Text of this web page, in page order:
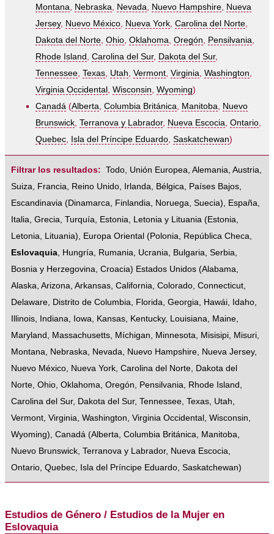
Montana, Nebraska, Nevada, Nuevo Hampshire, Nueva
Jersey, Nuevo México, Nueva York, Carolina del Norte,
Dakota del Norte, Ohio, Oklahoma, Oregón, Pensilvania,
Rhode Island , Carolina del Sur, Dakota del Sur,
Tennessee, Texas, Utah, Vermont, Virginia, Washington,
Virginia Occidental , Wisconsin, Wyoming)
Canadá (Alberta, Columbia Británica, Manitoba, Nuevo
Brunswick, Terranova y Labrador, Nueva Escocia, Ontario,
Quebec, Isla del Príncipe Eduardo, Saskatchewan)
Filtrar los resultados: Todo, Unión Europea, Alemania, Austria,
Suiza, Francia, Reino Unido, Irlanda, Bélgica, Países Bajos,
Escandinavia (Dinamarca, Finlandia, Noruega, Suecia), España,
Italia, Grecia, Turquía, Estonia, Letonia y Lituania (Estonia,
Letonia, Lituania), Europa Oriental (Polonia, República Checa,
Eslovaquia, Hungría, Rumania, Ucrania, Bulgaria, Serbia,
Bosnia y Herzegovina, Croacia) Estados Unidos (Alabama,
Alaska, Arizona, Arkansas, California, Colorado, Connecticut,
Delaware, Distrito de Columbia, Florida, Georgia, Hawái, Idaho,
Illinois, Indiana, Iowa, Kansas, Kentucky, Louisiana, Maine,
Maryland , Massachusetts, Míchigan, Minnesota, Misisipi, Misuri,
Montana, Nebraska, Nevada, Nuevo Hampshire, Nueva Jersey,
Nuevo México, Nueva York, Carolina del Norte, Dakota del
Norte, Ohio, Oklahoma, Oregón, Pensilvania, Rhode Island ,
Carolina del Sur, Dakota del Sur, Tennessee, Texas, Utah,
Vermont, Virginia, Washington, Virginia Occidental , Wisconsin,
Wyoming), Canadá (Alberta, Columbia Británica, Manitoba,
Nuevo Brunswick, Terranova y Labrador, Nueva Escocia,
Ontario, Quebec, Isla del Príncipe Eduardo, Saskatchewan)
Estudios de Género / Estudios de la Mujer en
Eslovaquia